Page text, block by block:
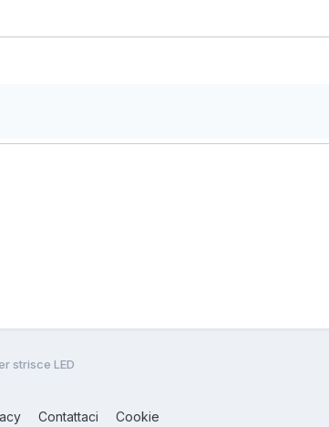
strisce LED
Contattaci Cookie